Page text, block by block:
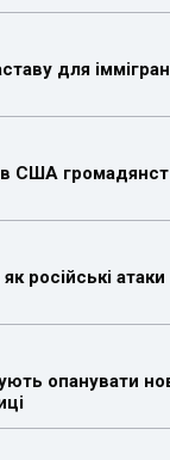
для
США
російські атаки
опанувати